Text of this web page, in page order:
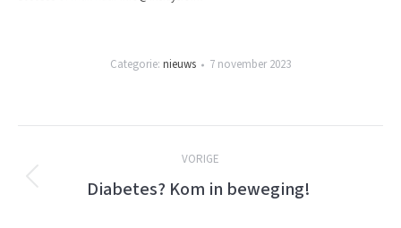
Categorie: nieuws 7 november 2023
BerichtnavigatieVORIGE
Vorige
Diabetes? Kom in beweging!